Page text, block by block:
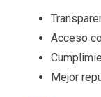
Acceso
Mejor